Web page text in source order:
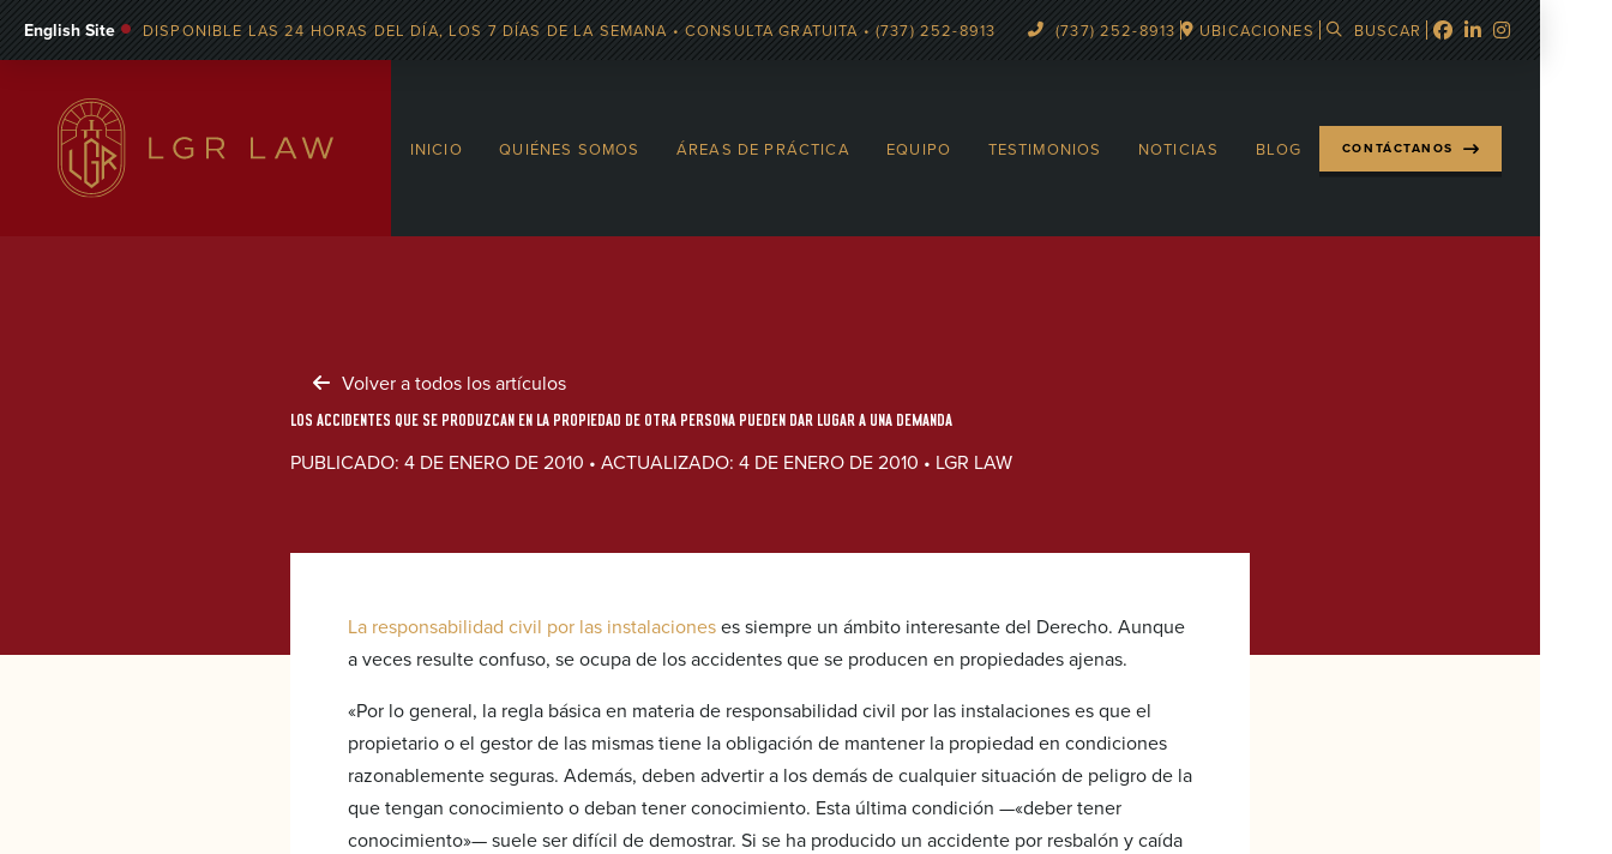
English Site DISPONIBLE LAS 24 HORAS DEL DÍA, LOS 7 DÍAS DE LA SEMANA • CONSULTA GRATUITA • (737) 252-8913 (737) 252-8913 UBICACIONES BUSCAR
INICIO QUIÉNES SOMOS ÁREAS DE PRÁCTICA EQUIPO TESTIMONIOS NOTICIAS BLOG CONTÁCTANOS
Volver a todos los artículos
LOS ACCIDENTES QUE SE PRODUZCAN EN LA PROPIEDAD DE OTRA PERSONA PUEDEN DAR LUGAR A UNA DEMANDA
PUBLICADO: 4 DE ENERO DE 2010 • ACTUALIZADO: 4 DE ENERO DE 2010 • LGR LAW
La responsabilidad civil por las instalacioneses siempre un ámbito interesante del Derecho. Aunque
a veces resulte confuso, se ocupa de los accidentes que se producen en propiedades ajenas.
«Por lo general, la regla básica en materia de responsabilidad civil por las instalaciones es que el
propietario o el gestor de las mismas tiene la obligación de mantener la propiedad en condiciones
razonablemente seguras. Además, deben advertir a los demás de cualquier situación de peligro de la
que tengan conocimiento o deban tener conocimiento. Esta última condición —«deber tener
conocimiento»— suele ser difícil de demostrar. Si se ha producido un accidente por resbalón y caída